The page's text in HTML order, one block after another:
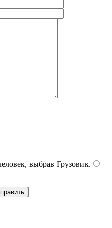
выбрав Грузовик.